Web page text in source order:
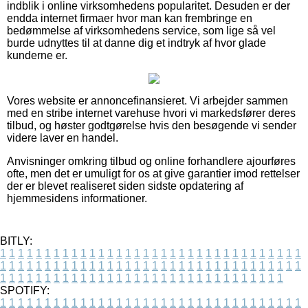
indblik i online virksomhedens popularitet. Desuden er der
endda internet firmaer hvor man kan frembringe en
bedømmelse af virksomhedens service, som lige så vel
burde udnyttes til at danne dig et indtryk af hvor glade
kunderne er.
Vores website er annoncefinansieret. Vi arbejder sammen
med en stribe internet varehuse hvori vi markedsfører deres
tilbud, og høster godtgørelse hvis den besøgende vi sender
videre laver en handel.
Anvisninger omkring tilbud og online forhandlere ajourføres
ofte, men det er umuligt for os at give garantier imod rettelser
der er blevet realiseret siden sidste opdatering af
hjemmesidens informationer.
BITLY:
1 1 1 1 1 1 1 1 1 1 1 1 1 1 1 1 1 1 1 1 1 1 1 1 1 1 1 1 1 1 1 1 1 1
1 1 1 1 1 1 1 1 1 1 1 1 1 1 1 1 1 1 1 1 1 1 1 1 1 1 1 1 1 1 1 1 1 1
1 1 1 1 1 1 1 1 1 1 1 1 1 1 1 1 1 1 1 1 1 1 1 1 1 1 1 1 1 1 1 1
SPOTIFY:
1 1 1 1 1 1 1 1 1 1 1 1 1 1 1 1 1 1 1 1 1 1 1 1 1 1 1 1 1 1 1 1 1 1